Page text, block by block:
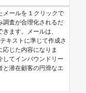
メールを 1 クリックで
調査が合理化されるだ
ます。メールは、
キストに準じて作成さ
じた内容になりま
てインバウンドリー
と潜在顧客の円滑なエ